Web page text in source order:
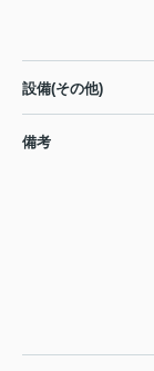
設備(その他)
備考